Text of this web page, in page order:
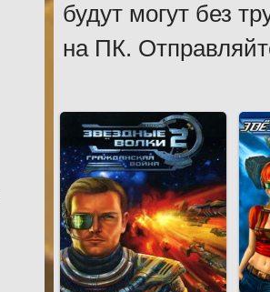
будут могут без
на ПК.